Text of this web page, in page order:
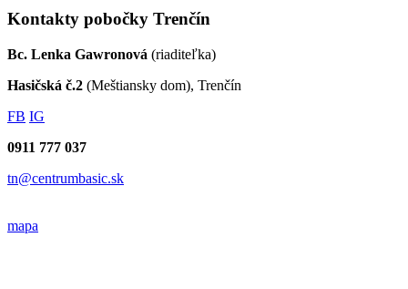
Kontakty pobočky Trenčín
Bc. Lenka Gawronová (riaditeľka)
Hasičská č.2 (Meštiansky dom), Trenčín
FB IG
0911 777 037
tn@centrumbasic.sk
mapa